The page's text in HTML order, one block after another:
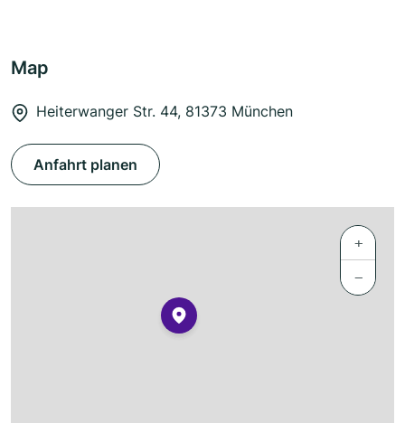
Map
Heiterwanger Str. 44, 81373 München
Anfahrt planen
+
−